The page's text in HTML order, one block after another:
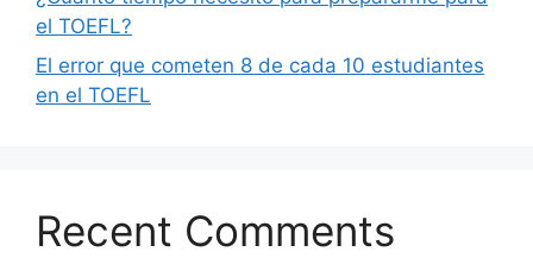
el TOEFL?
El error que cometen 8 de cada 10 estudiantes
en el TOEFL
Recent Comments